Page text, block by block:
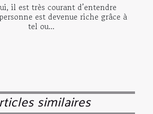
il est très courant d’entendre
est devenue riche grâce à
tel ou...
similaires